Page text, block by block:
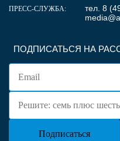
ПОДПИСАТЬСЯ НА
ПРЕСС-СЛУЖБА:
тел. 8